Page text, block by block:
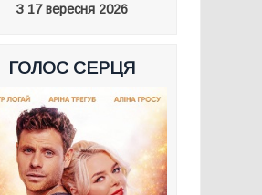
З 17 вересня 2026
ГОЛОС СЕРЦЯ